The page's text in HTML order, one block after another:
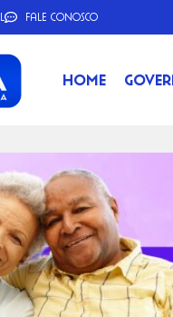
Fale Conosco
Home